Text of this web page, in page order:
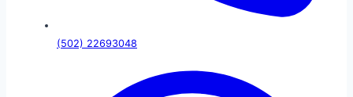
(502) 22693048